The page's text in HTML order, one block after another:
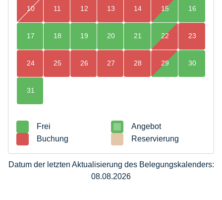
10 11 12 13 14 15 16
17 18 19 20 21 22 23
24 25 26 27 28 29 30
31
Frei
Angebot
Buchung
Reservierung
Datum der letzten Aktualisierung des Belegungskalenders:
08.08.2026